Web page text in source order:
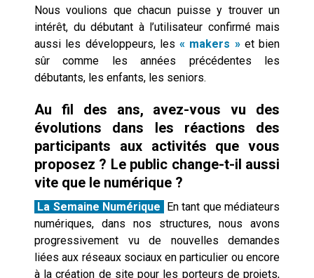
Nous voulions que chacun puisse y trouver un
intérêt, du débutant à l’utilisateur confirmé mais
aussi les développeurs, les « makers »et bien
sûr comme les années précédentes les
débutants, les enfants, les seniors.
Au fil des ans, avez­-vous vu des
évolutions dans les réactions des
participants aux activités que vous
proposez ? Le public change­-t­-il aussi
vite que le numérique ?
La Semaine Numérique
En tant que médiateurs
numériques, dans nos structures, nous avons
progressivement vu de nouvelles demandes
liées aux réseaux sociaux en particulier ou encore
à la création de site pour les porteurs de projets,